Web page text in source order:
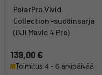
PolarPro Vivid
Collection -suodinsarja
(DJI Mavic 4 Pro)
139,00 €
Toimitus 4 - 6 arkipäivää